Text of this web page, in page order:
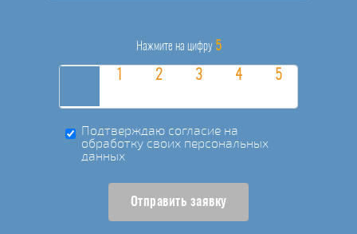
Нажмите на цифру 5
Подтверждаю согласие на
обработку своих персональных
данных
Отправить заявку